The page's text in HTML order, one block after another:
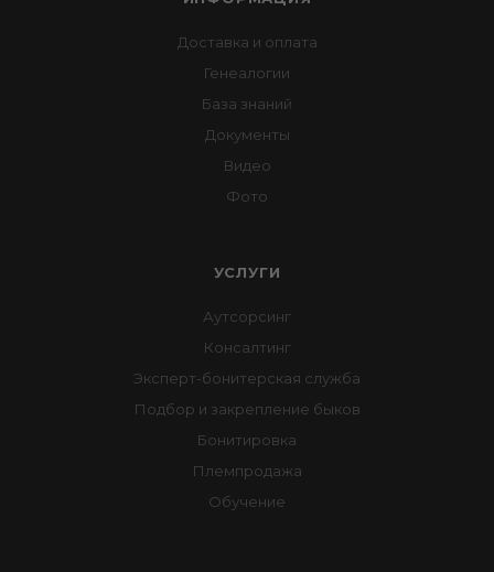
Доставка и оплата
Генеалогии
База знаний
Документы
Видео
Фото
УСЛУГИ
Аутсорсинг
Консалтинг
Эксперт-бонитерская служба
Подбор и закрепление быков
Бонитировка
Племпродажа
Обучение